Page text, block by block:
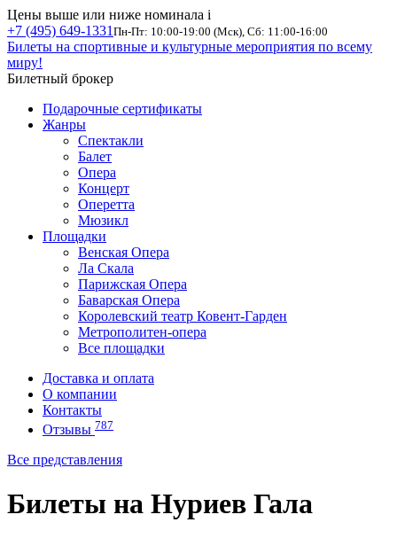
Цены выше или ниже номинала i
+7 (495) 649-1331 Пн-Пт: 10:00-19:00 (Мск), Сб: 11:00-16:00
Билеты на спортивные и культурные мероприятия по всему
миру!
Билетный брокер
Подарочные сертификаты
Жанры
Спектакли
Балет
Опера
Концерт
Оперетта
Мюзикл
Площадки
Венская Опера
Ла Скала
Парижская Опера
Баварская Опера
Королевский театр Ковент-Гарден
Метрополитен-опера
Все площадки
Доставка и оплата
О компании
Контакты
Отзывы 787
Все представления
Билеты на Нуриев Гала